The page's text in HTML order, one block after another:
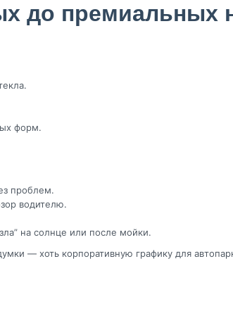
до премиальных
форм.
проблем.
водителю.
на солнце или после мойки.
— хоть корпоративную графику для